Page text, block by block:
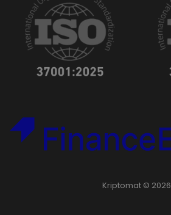
Kriptomat © 2026